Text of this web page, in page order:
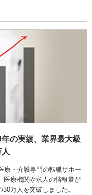
の実績、業界最大級
療・介護専門の転職サポー
医療機関や求人の情報量が
万人を突破しました。